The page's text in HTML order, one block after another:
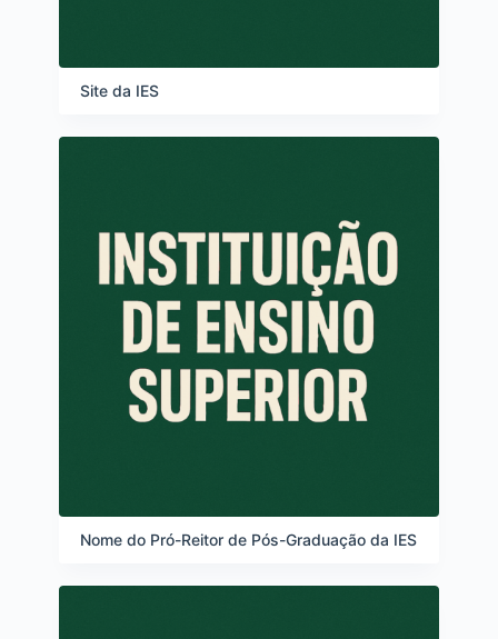
Site da IES
Nome do Pró-Reitor de Pós-Graduação da IES